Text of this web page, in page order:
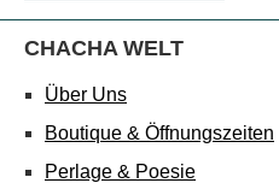
CHACHA WELT
Über Uns
Boutique & Öffnungszeiten
Perlage & Poesie